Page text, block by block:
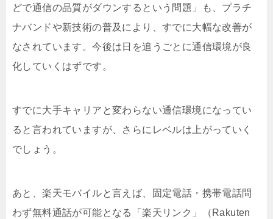
どで通信の品質がダウンするという問題」も、プラチ
ナバンドや新技術の普及により、すでに大幅な改善が
なされています。今後は日を追うごとに通信環境が良
化していくはずです。
すでに大手キャリアと変わらない通信環境になってい
ると言われていますが、さらにレベルは上がっていく
でしょう。
あと、楽天モバイルと言えば、固定電話・携帯電話問
わず無料通話が可能となる「楽天リンク」（Rakuten